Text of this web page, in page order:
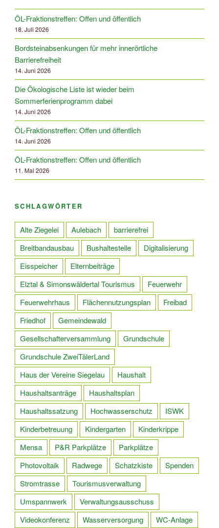
ÖL-Fraktionstreffen: Offen und öffentlich
18. Juli 2026
Bordsteinabsenkungen für mehr innerörtliche
Barrierefreiheit
14. Juni 2026
Die Ökologische Liste ist wieder beim
Sommerferienprogramm dabei
14. Juni 2026
ÖL-Fraktionstreffen: Offen und öffentlich
14. Juni 2026
ÖL-Fraktionstreffen: Offen und öffentlich
11. Mai 2026
SCHLAGWÖRTER
Alte Ziegelei Aulebach
barrierefrei
Breitbandausbau
Bushaltestelle
Digitalisierung
Eisspeicher
Elternbeiträge
Elztal & Simonswäldertal Tourismus
Feuerwehr
Feuerwehrhaus
Flächennutzungsplan
Freibad
Friedhof
Gemeindewald
Gesellschafterversammlung
Grundschule
Grundschule ZweiTälerLand
Haus der Vereine Siegelau
Haushalt
Haushaltsanträge
Haushaltsplan
Haushaltssatzung
Hochwasserschutz
ISWK
Kinderbetreuung
Kindergarten
Kinderkrippe
Mensa
P&R Parkplätze
Parkplätze
Photovoltaik
Radwege Schatzkiste
Spenden
Stromtrasse
Tourismusverwaltung
Umspannwerk
Verwaltungsausschuss
Videokonferenz
Wasserversorgung WC-Anlage